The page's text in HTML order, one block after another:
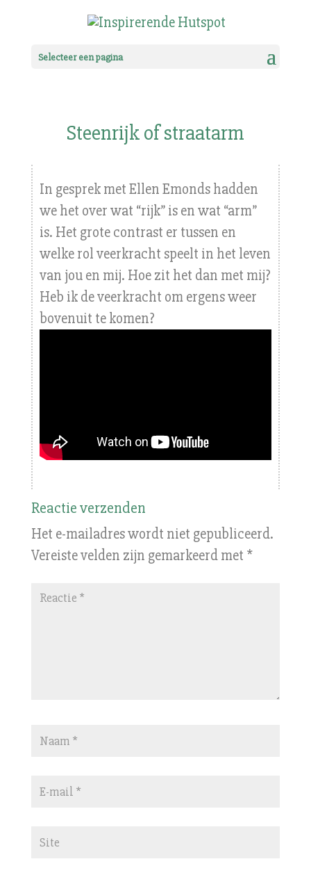
Selecteer een pagina
Steenrijk of straatarm
In gesprek met Ellen Emonds hadden
we het over wat “rijk” is en wat “arm”
is. Het grote contrast er tussen en
welke rol veerkracht speelt in het leven
van jou en mij. Hoe zit het dan met mij?
Heb ik de veerkracht om ergens weer
bovenuit te komen?
Reactie verzenden
Het e-mailadres wordt niet gepubliceerd.
Vereiste velden zijn gemarkeerd met *